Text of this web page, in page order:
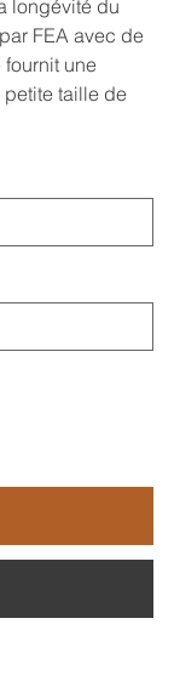
longévité du
FEA avec de
une
taille de